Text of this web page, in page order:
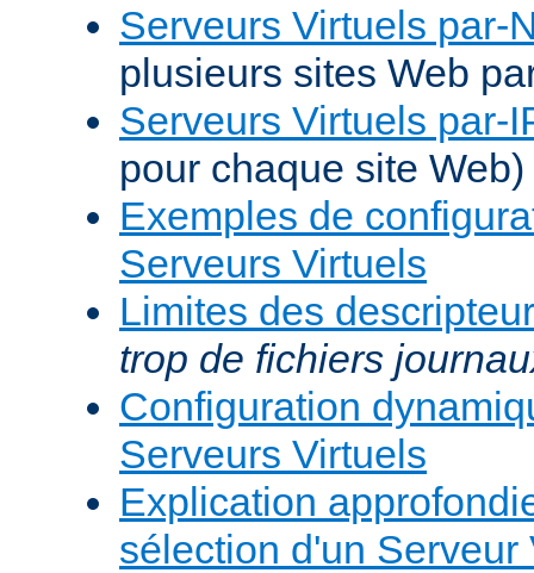
Serveurs Virtuels par-
plusieurs sites Web
Serveurs Virtuels par-
pour chaque site Web)
Exemples de
Serveurs Virtuels
Limites des
trop de fichiers
Configuration
Serveurs Virtuels
Explication
sélection d'un Serveur